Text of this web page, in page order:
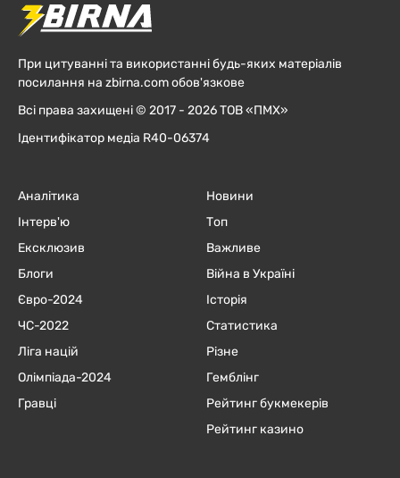
При цитуванні та використанні будь-яких матеріалів
посилання на zbirna.com обов'язкове
Всі права захищені © 2017 - 2026 ТОВ «ПМХ»
Ідентифікатор медіа R40-06374
Аналітика
Інтерв'ю
Ексклюзив
Блоги
Євро-2024
ЧC-2022
Ліга націй
Олімпіада-2024
Гравці
Новини
Топ
Важливе
Війна в Україні
Історія
Статистика
Різне
Гемблінг
Рейтинг букмекерів
Рейтинг казино